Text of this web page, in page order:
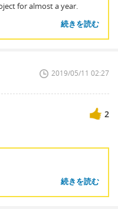
for almost a year.
続きを読む
2019/05/11 02:27
2
続きを読む